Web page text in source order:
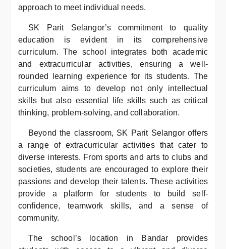
approach to meet individual needs.
SK Parit Selangor’s commitment to quality
education is evident in its comprehensive
curriculum. The school integrates both academic
and extracurricular activities, ensuring a well-
rounded learning experience for its students. The
curriculum aims to develop not only intellectual
skills but also essential life skills such as critical
thinking, problem-solving, and collaboration.
Beyond the classroom, SK Parit Selangor offers
a range of extracurricular activities that cater to
diverse interests. From sports and arts to clubs and
societies, students are encouraged to explore their
passions and develop their talents. These activities
provide a platform for students to build self-
confidence, teamwork skills, and a sense of
community.
The school’s location in Bandar provides